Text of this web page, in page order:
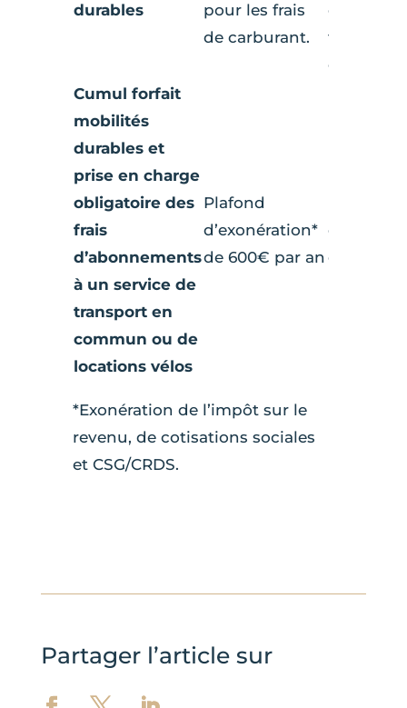
durables
pour les frais
de carburant.
outre-
titre des
Cumul forfait
mobilités
durables et
prise en charge
obligatoire des
frais
d’abonnements
à un service de
transport en
commun ou de
locations vélos
Plafond
d’exonération*
de 600€ par an de 800€
*Exonération de l’impôt sur le
revenu, de cotisations sociales
et CSG/CRDS.
Partager l’article sur